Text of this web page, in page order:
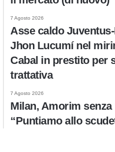
7 Agosto 2026
Asse caldo
Jhon Lucumí nel
Cabal in prestito per
trattativa
7 Agosto 2026
Milan, Amorim senza
“Puntiamo allo